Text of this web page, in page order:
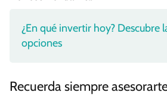
¿En qué invertir hoy? Descubre
opciones
Recuerda siempre